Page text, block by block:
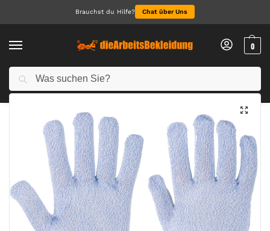
Brauchst du Hilfe? Chat über Uns
0
Start Arbeitshandschuhe / Schnittschutzhandschuhe